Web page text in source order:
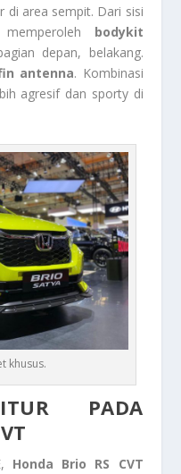
di area sempit. Dari sisi
bodykit
depan, belakang.
antenna. Kombinasi
agresif dan sporty di
khusus.
PADA
Honda Brio RS CVT